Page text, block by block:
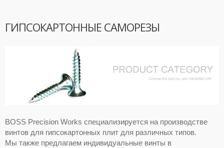
ГИПСОКАРТОННЫЕ САМОРЕЗЫ
BOSS Precision Works специализируется на производстве
винтов для гипсокартонных плит для различных типов.
Мы также предлагаем индивидуальные винты в